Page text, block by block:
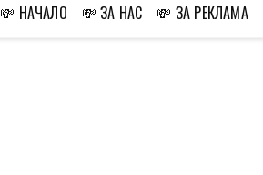
💸 НАЧАЛО 💸 ЗА НАС 💸 ЗА РЕКЛАМА